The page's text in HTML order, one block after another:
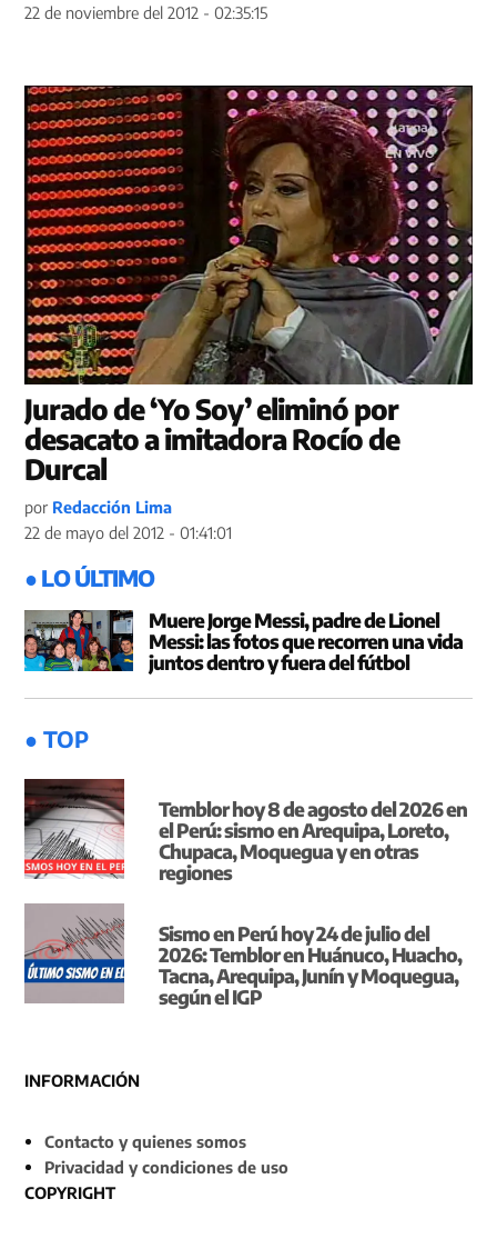
22 de noviembre del 2012 - 02:35:15
Jurado de ‘Yo Soy’ eliminó por
desacato a imitadora Rocío de
Durcal
por Redacción Lima
22 de mayo del 2012 - 01:41:01
● LO ÚLTIMO
Muere Jorge Messi, padre de Lionel
Messi: las fotos que recorren una vida
juntos dentro y fuera del fútbol
● TOP
Temblor hoy 8 de agosto del 2026 en
el Perú: sismo en Arequipa, Loreto,
Chupaca, Moquegua y en otras
regiones
Sismo en Perú hoy 24 de julio del
2026: Temblor en Huánuco, Huacho,
Tacna, Arequipa, Junín y Moquegua,
según el IGP
INFORMACIÓN
Contacto y quienes somos
Privacidad y condiciones de uso
COPYRIGHT